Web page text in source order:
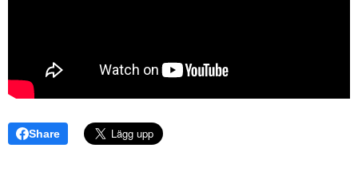
Share